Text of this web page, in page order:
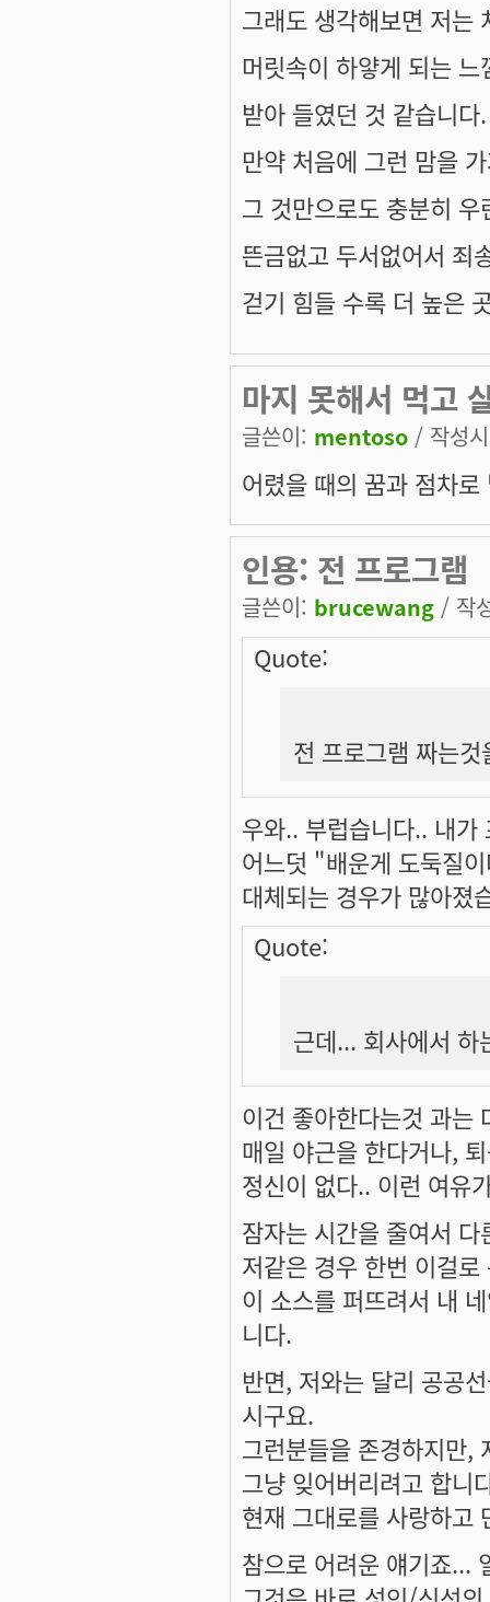
그래도 생각해보면 저는
머릿속이 하얗게 되는
받아 들였던 것 같습니다.
만약 처음에 그런 맘을
그 것만으로도 충분히
뜬금없고 두서없어서 죄
걷기 힘들 수록 더 높은
마지 못해서 먹고
글쓴이: mentoso / 작성
어렸을 때의 꿈과 점차
인용: 전 프로그램
글쓴이: brucewang / 작
Quote:
전 프로그램 짜는
우와.. 부럽습니다.. 내가
어느덧 "배운게 도둑질
대체되는 경우가 많아졌
Quote:
근데... 회사에서 하
이건 좋아한다는것 과는
매일 야근을 한다거나,
정신이 없다.. 이런 여유
잠자는 시간을 줄여서
저같은 경우 한번 이걸
이 소스를 퍼뜨려서 내
니다.
반면, 저와는 달리 공공
시구요.
그런분들을 존경하지만,
그냥 잊어버리려고 합니
현재 그대로를 사랑하고
참으로 어려운 얘기죠...